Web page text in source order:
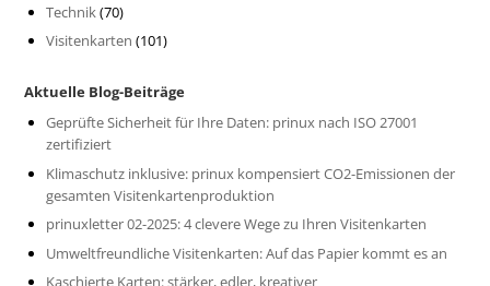
Technik(70)
Visitenkarten (101)
Aktuelle Blog-Beiträge
Geprüfte Sicherheit für Ihre Daten: prinux nach ISO 27001
zertifiziert
Klimaschutz inklusive: prinux kompensiert CO2-Emissionen der
gesamten Visitenkartenproduktion
prinuxletter 02-2025: 4 clevere Wege zu Ihren Visitenkarten
Umweltfreundliche Visitenkarten: Auf das Papier kommt es an
Kaschierte Karten: stärker, edler, kreativer